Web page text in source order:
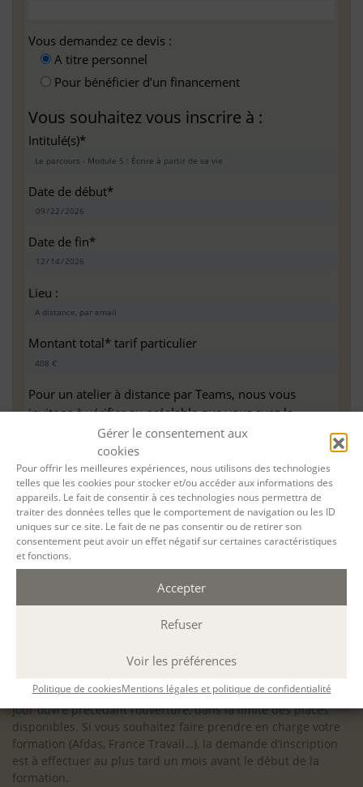
Gérer le consentement aux
cookies
Pour offrir les meilleures expériences, nous utilisons des technologies
telles que les cookies pour stocker et/ou accéder aux informations des
appareils. Le fait de consentir à ces technologies nous permettra de
traiter des données telles que le comportement de navigation ou les ID
uniques sur ce site. Le fait de ne pas consentir ou de retirer son
consentement peut avoir un effet négatif sur certaines caractéristiques
et fonctions.
Accepter
Refuser
Voir les préférences
Politique de cookiesMentions légales et politique de confidentialité
Vous demandez ce devis :
A titre personnel
Pour bénéficier d’un financement
Vous souhaitez vous inscrire à :
Intitulé(s)*
Date de début*
Date de fin*
Lieu :
Montant total* tarif particulier
Pour un atelier à distance par Teams, nous vous
invitons à vérifier au préalable que vous avez la
configuration minimale requise pour pouvoir travailler
dans les meilleures conditions : Configuration
matérielle requise pourMicrosoft Teams | Microsoft
Learn
Accessibilité : ALEPH-ÉCRITURE est sensible à l’inclusion des
personnes en situation de handicap. Si vous avez besoin
d’un aménagement spécifique de programme, n’hésitez pas
à nous contacter en amont de votre inscription afin
supports, accessibilité de nos salles).
inscriptions à nos activités sont ouvertes jusqu’au dernier
jour ouvré précédant l’ouverture, dans la limite des places
disponibles. Si vous souhaitez faire prendre en charge votre
formation (Afdas, France Travail…), la demande d’inscription
est à effectuer au plus tard un mois avant le début de la
formation.